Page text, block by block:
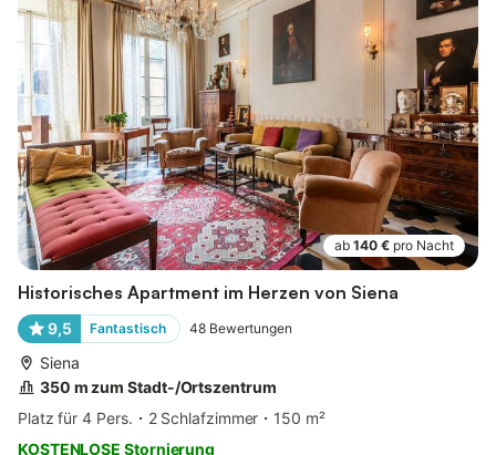
ab 140 € pro Nacht
Historisches Apartment im Herzen von Siena
9,5 Fantastisch 48 Bewertungen
Siena
350 m zum Stadt-/Ortszentrum
Platz für 4 Pers.
2 Schlafzimmer
150 m²
KOSTENLOSE Stornierung